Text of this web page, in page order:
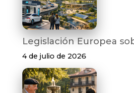
Legislación Europea
4 de julio de 2026